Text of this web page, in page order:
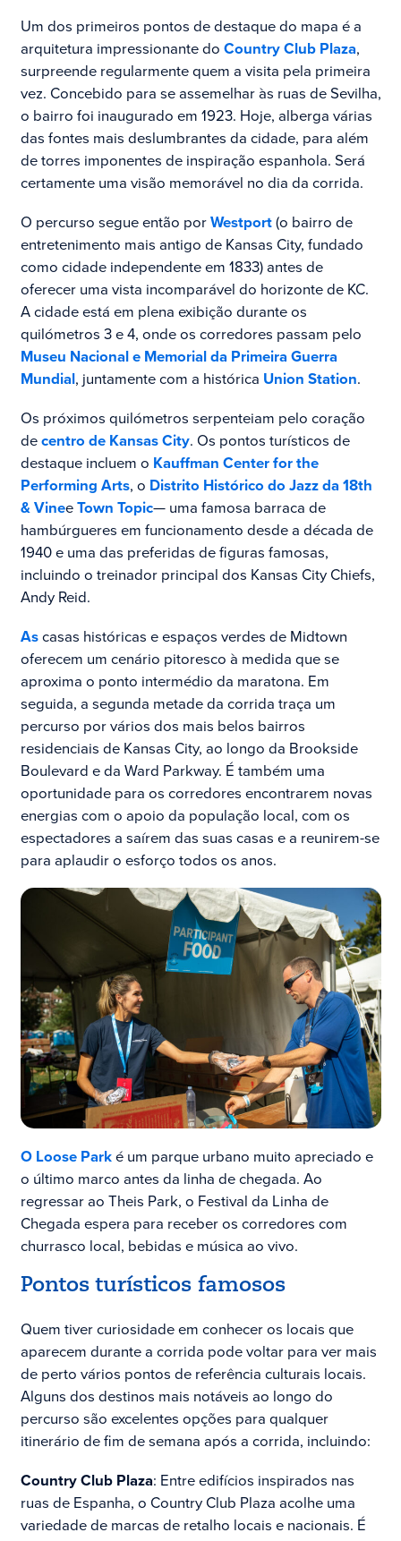
Um dos primeiros pontos de destaque do mapa é a
arquitetura impressionante do Country Club Plaza,
surpreende regularmente quem a visita pela primeira
vez. Concebido para se assemelhar às ruas de Sevilha,
o bairro foi inaugurado em 1923. Hoje, alberga várias
das fontes mais deslumbrantes da cidade, para além
de torres imponentes de inspiração espanhola. Será
certamente uma visão memorável no dia da corrida.
O percurso segue então porWestport(o bairro de
entretenimento mais antigo de Kansas City, fundado
como cidade independente em 1833) antes de
oferecer uma vista incomparável do horizonte de KC.
A cidade está em plena exibição durante os
quilómetros 3 e 4, onde os corredores passam pelo
Museu Nacional e Memorial da Primeira Guerra
Mundial, juntamente com a histórica Union Station.
Os próximos quilómetros serpenteiam pelo coração
decentro de Kansas City. Os pontos turísticos de
destaque incluem o Kauffman Center for the
Performing Arts, o Distrito Histórico do Jazz da 18th
& VineeTown Topic— uma famosa barraca de
hambúrgueres em funcionamento desde a década de
1940 e uma das preferidas de figuras famosas,
incluindo o treinador principal dos Kansas City Chiefs,
Andy Reid.
Ascasas históricas e espaços verdes de Midtown
oferecem um cenário pitoresco à medida que se
aproxima o ponto intermédio da maratona. Em
seguida, a segunda metade da corrida traça um
percurso por vários dos mais belos bairros
residenciais de Kansas City, ao longo da Brookside
Boulevard e da Ward Parkway. É também uma
oportunidade para os corredores encontrarem novas
energias com o apoio da população local, com os
espectadores a saírem das suas casas e a reunirem-se
para aplaudir o esforço todos os anos.
O Loose Parké um parque urbano muito apreciado e
o último marco antes da linha de chegada. Ao
regressar ao Theis Park, o Festival da Linha de
Chegada espera para receber os corredores com
churrasco local, bebidas e música ao vivo.
Pontos turísticos famosos
Quem tiver curiosidade em conhecer os locais que
aparecem durante a corrida pode voltar para ver mais
de perto vários pontos de referência culturais locais.
Alguns dos destinos mais notáveis ao longo do
percurso são excelentes opções para qualquer
itinerário de fim de semana após a corrida, incluindo:
Country Club Plaza: Entre edifícios inspirados nas
ruas de Espanha, o Country Club Plaza acolhe uma
variedade de marcas de retalho locais e nacionais. É